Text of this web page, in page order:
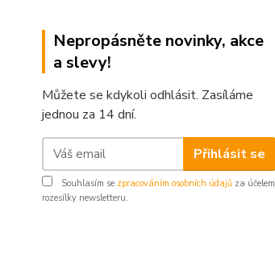
Nepropásněte novinky, akce
a slevy!
Můžete se kdykoli odhlásit. Zasíláme
jednou za 14 dní.
Přihlásit se
Souhlasím se zpracováním osobních údajů za účelem
rozesílky newsletteru.